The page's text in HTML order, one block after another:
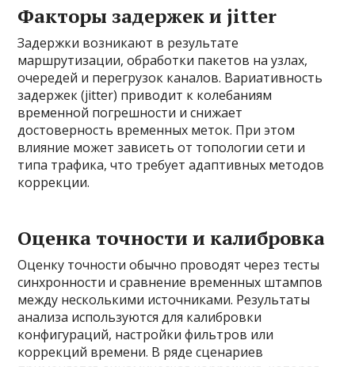
Факторы задержек и jitter
Задержки возникают в результате
маршрутизации, обработки пакетов на узлах,
очередей и перегрузок каналов. Вариативность
задержек (jitter) приводит к колебаниям
временной погрешности и снижает
достоверность временных меток. При этом
влияние может зависеть от топологии сети и
типа трафика, что требует адаптивных методов
коррекции.
Оценка точности и калибровка
Оценку точности обычно проводят через тесты
синхронности и сравнение временных штампов
между несколькими источниками. Результаты
анализа используются для калибровки
конфигураций, настройки фильтров или
коррекций времени. В ряде сценариев